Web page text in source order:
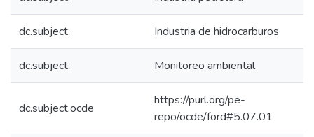
dc.subject Industria de hidrocarburos
dc.subject Monitoreo ambiental
dc.subject.ocde
https://purl.org/pe-
repo/ocde/ford#5.07.01